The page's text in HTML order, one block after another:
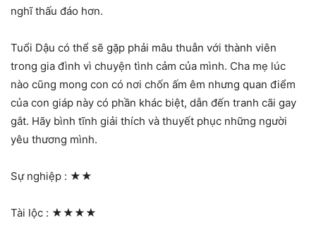
nghĩ thấu đáo hơn.
Tuổi Dậu có thể sẽ gặp phải mâu thuẫn với thành viên
trong gia đình vì chuyện tình cảm của mình. Cha mẹ lúc
nào cũng mong con có nơi chốn ấm êm nhưng quan điểm
của con giáp này có phần khác biệt, dẫn đến tranh cãi gay
gắt. Hãy bình tĩnh giải thích và thuyết phục những người
yêu thương mình.
Sự nghiệp : ★★
Tài lộc : ★★★★